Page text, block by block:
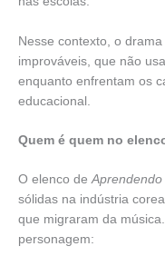
Nesse contexto, o
improváveis, que não
enquanto enfrentam os
educacional.
Quem é quem no
O elenco de
sólidas na indústria
que migraram da
personagem: